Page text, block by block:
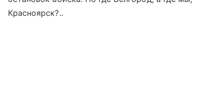
Красноярск?..